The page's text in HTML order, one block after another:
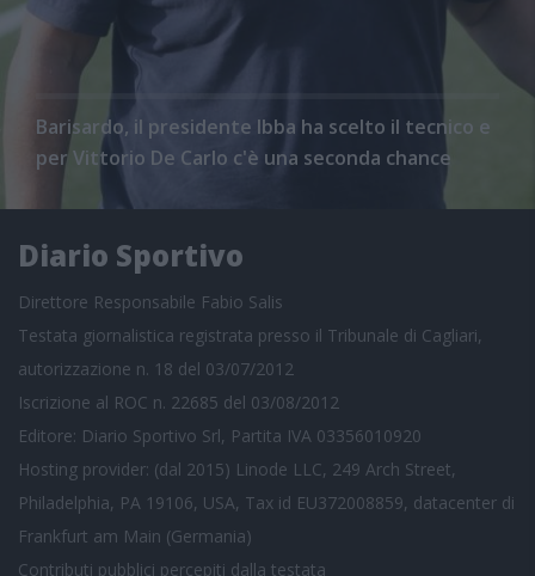
Barisardo, il presidente Ibba ha scelto il tecnico e
per Vittorio De Carlo c'è una seconda chance
Diario Sportivo
Direttore Responsabile Fabio Salis
Testata giornalistica registrata presso il Tribunale di Cagliari,
autorizzazione n. 18 del 03/07/2012
Iscrizione al ROC n. 22685 del 03/08/2012
Editore: Diario Sportivo Srl, Partita IVA 03356010920
Hosting provider: (dal 2015) Linode LLC, 249 Arch Street,
Philadelphia, PA 19106, USA, Tax id EU372008859, datacenter di
Frankfurt am Main (Germania)
Contributi pubblici percepiti dalla testata